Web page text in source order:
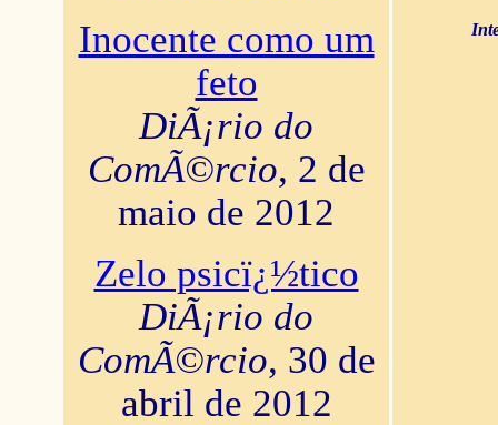
Inocente como um
feto
DiÃ¡rio do
ComÃ©rcio, 2 de
maio de 2012
Zelo psicï¿½tico
DiÃ¡rio do
ComÃ©rcio, 30 de
abril de 2012